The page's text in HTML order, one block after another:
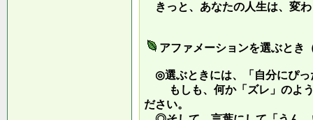
きっと、あなたの人生は、変
アファメーションを選ぶとき
◎選ぶときには、「自分にぴっ
もしも、何か「ズレ」のよう
ださい。